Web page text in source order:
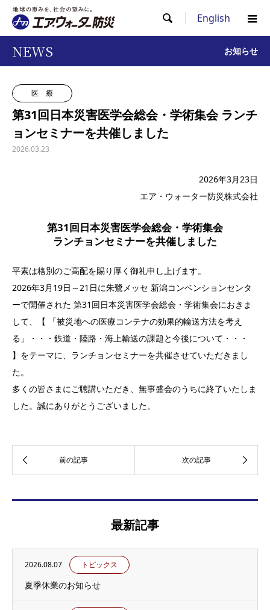
 English
NEWS お知らせ
医 療
第31回日本災害医学会総会・学術集会 ランチ
ョンセミナーを共催しました
2026.03.23
2026年3月23日
エア・ウォーター防災株式会社
第31回日本災害医学会総会・学術集会
ランチョンセミナーを共催しました
平素は格別のご高配を賜り厚く御礼申し上げます。
2026年3月19日～21日に朱鷺メッセ 新潟コンベンションセンタ
ーで開催された 第31回日本災害医学会総会・学術集会におきま
して、【 「被災地への医療コンテナの効果的輸送方法を考え
る」・・・鉄道・陸路・海上輸送の課題と今後について・・・
】をテーマに、ランチョンセミナーを共催させていただきまし
た。
多くの皆さまにご聴講いただき、無事盛会のうちに終了いたしま
した。誠にありがとうございました。
最新記事
2026.08.07 トピックス
夏季休業のお知らせ